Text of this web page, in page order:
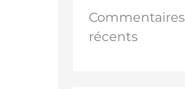
Commentaires
récents